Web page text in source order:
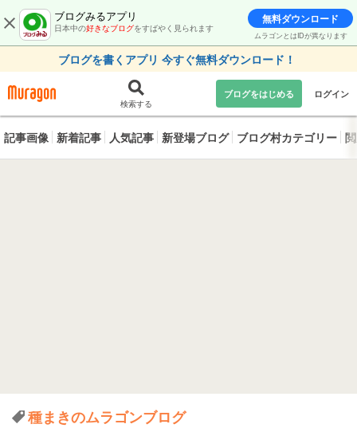
ブログみるアプリ
日本中の好きなブログをすばやく見られます
無料ダウンロード
ムラゴンとはIDが異なります
ブログを書くアプリ 今すぐ無料ダウンロード！
検索する
ブログをはじめる ログイン
記事画像 新着記事 人気記事 新登場ブログ ブログ村カテゴリー
種まきのムラゴンブログ